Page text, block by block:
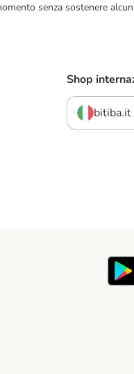
senza sostenere
Shop